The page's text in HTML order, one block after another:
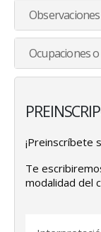
Ocupaciones
¡Preinscríbete
Te
modalidad del